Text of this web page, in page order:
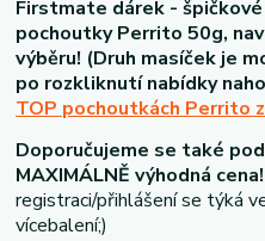
Firstmate dárek -
pochoutky Perrito 50g,
výběru! (Druh masíček je
po rozkliknutí nabídky
TOP pochoutkách Perrito
Doporučujeme se také
MAXIMÁLNĚ výhodná cena!
registraci/přihlášení se týká
vícebalení;)